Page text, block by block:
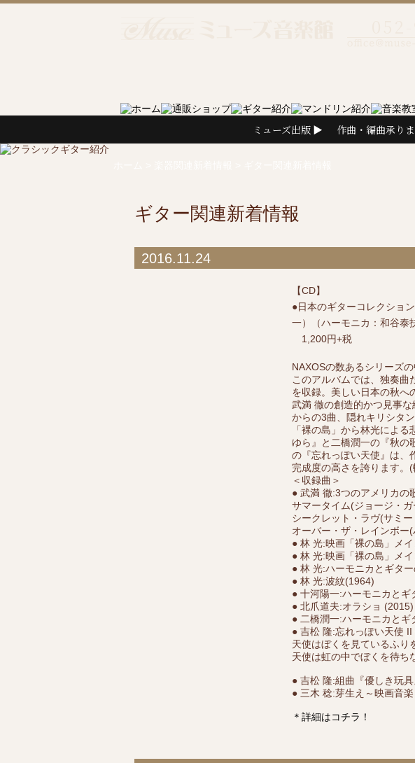
ミューズ出版 作曲・編曲承り
ギター関連新着情報
2016.11.24
【CD】
●日本のギターコレクショ
一）（ハーモニカ：和谷泰
1,200円+税
NAXOSの数あるシリーズ
このアルバムでは、独奏曲
を収録。美しい日本の秋へ
武満 徹の創造的かつ見事
からの3曲、隠れキリシタ
「裸の島」から林光によ
ゆら』と二橋潤一の『秋の
の『忘れっぽい天使』は、
完成度の高さを誇ります。
＜収録曲＞
● 武満 徹:3つのアメリカの
サマータイム(ジョージ・
シークレット・ラヴ(サミ
オーバー・ザ・レインボー
● 林 光:映画「裸の島」メ
● 林 光:映画「裸の島」メ
● 林 光:ハーモニカとギタ
● 林 光:波紋(1964)
● 十河陽一:ハーモニカと
● 北爪道夫:オラショ (2015)
● 二橋潤一:ハーモニカと
● 吉松 隆:忘れっぽい天使
天使はぼくを見ているふり
天使は虹の中でぼくを待ち
● 吉松 隆:組曲『優しき玩
● 三木 稔:芽生え～映画音
＊詳細はコチラ！